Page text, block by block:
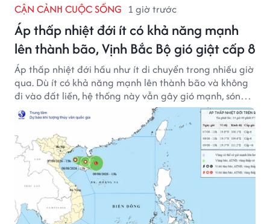
CẬN CẢNH CUỘC SỐNG 1 giờ trước
Áp thấp nhiệt đới ít có khả năng mạnh
lên thành bão, Vịnh Bắc Bộ gió giật cấp 8
Áp thấp nhiệt đới hầu như ít di chuyển trong nhiều giờ
qua. Dù ít có khả năng mạnh lên thành bão và không
đi vào đất liền, hệ thống này vẫn gây gió mạnh, sóng
lớn trên nhiều vùng biển.